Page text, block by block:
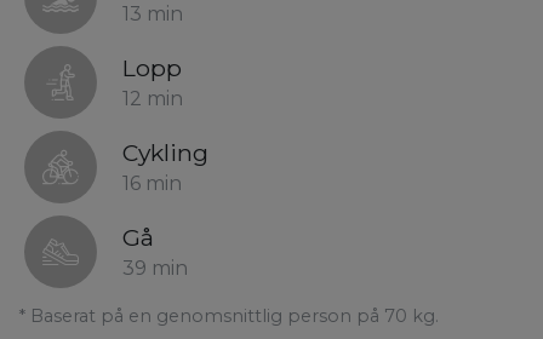
13 min
Lopp
12 min
Cykling
16 min
Gå
39 min
* Baserat på en genomsnittlig person på 70 kg.